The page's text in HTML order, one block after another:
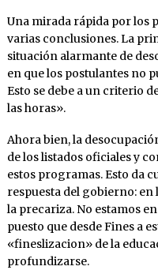
Una mirada rápida por los
varias conclusiones. La
situación alarmante de
en que los postulantes no
Esto se debe a un criterio
las horas».
Ahora bien, la
de los listados oficiales y
estos programas. Esto da
respuesta del gobierno:
la precariza. No estamos
puesto que desde Fines a
«fineslizacion» de la
profundizarse.